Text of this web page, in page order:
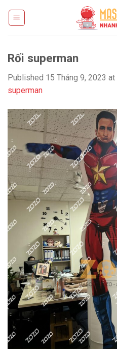
Rối superman
Published 15 Tháng 9, 2023 at
superman